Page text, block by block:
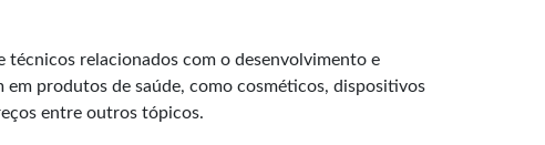
técnicos relacionados com o desenvolvimento e
produtos de saúde, como cosméticos, dispositivos
entre outros tópicos.